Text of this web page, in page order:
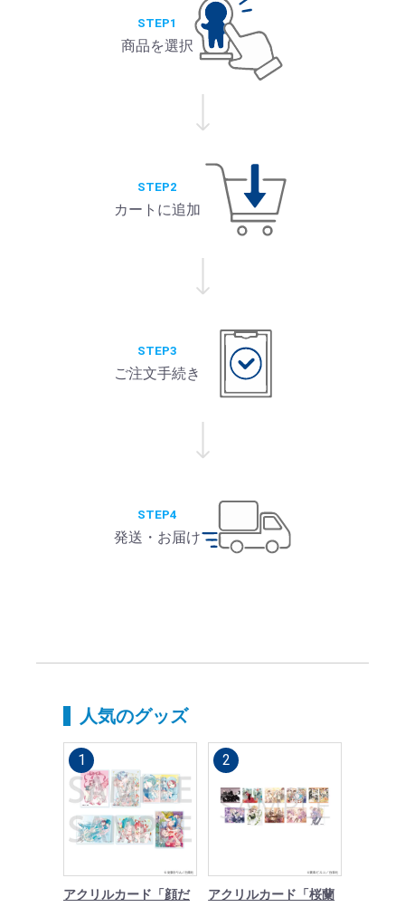
STEP1
商品を選択
STEP2
カートに追加
STEP3
ご注文手続き
STEP4
発送・お届け
人気のグッズ
アクリルカード「顔だ
アクリルカード「桜蘭